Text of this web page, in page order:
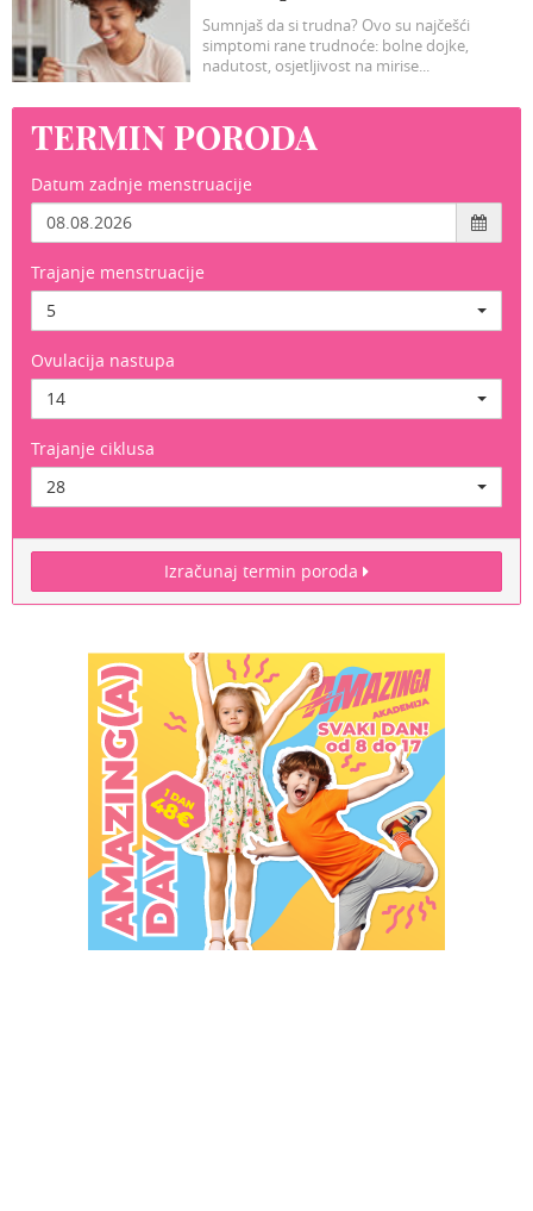
Sumnjaš da si trudna? Ovo su najčešći
simptomi rane trudnoće: bolne dojke,
nadutost, osjetljivost na mirise...
TERMIN PORODA
Datum zadnje menstruacije
Trajanje menstruacije
5
Ovulacija nastupa
14
Trajanje ciklusa
28
Izračunaj termin poroda